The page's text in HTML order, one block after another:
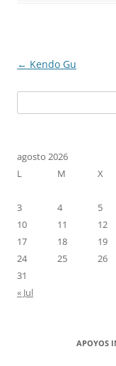
Navegación
← Kendo Gu
agosto 2026
L
M X
3
4 5
10
11 12
17
18 19
24
25 26
31
« Jul
APOYOS